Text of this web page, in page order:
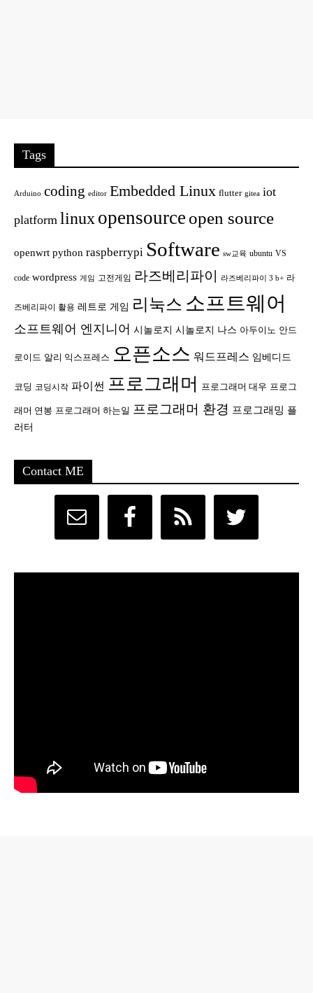
Tags
Arduino coding editor Embedded Linux flutter gitea iot
platform linux opensource open source
openwrt python raspberrypi Software sw교육 ubuntu VS
code wordpress 게임 고전게임 라즈베리파이 라즈베리파이 3 b+ 라
즈베리파이 활용 레트로 게임 리눅스 소프트웨어
소프트웨어 엔지니어 시놀로지 시놀로지 나스 아두이노 안드
로이드 알리 익스프레스 오픈소스 워드프레스 임베디드
코딩 코딩시작 파이썬 프로그래머 프로그래머 대우 프로그
래머 연봉 프로그래머 하는일 프로그래머 환경 프로그래밍 플
러터
Contact ME